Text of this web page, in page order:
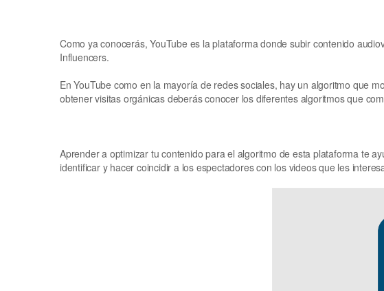
Como ya conocerás, YouTube es la plataforma donde subir contenido
Influencers.
En YouTube como en la mayoría de redes sociales, hay un algoritmo que
obtener visitas orgánicas deberás conocer los diferentes algoritmos que
Aprender a optimizar tu contenido para el algoritmo de esta plataforma te
identificar y hacer coincidir a los espectadores con los videos que les